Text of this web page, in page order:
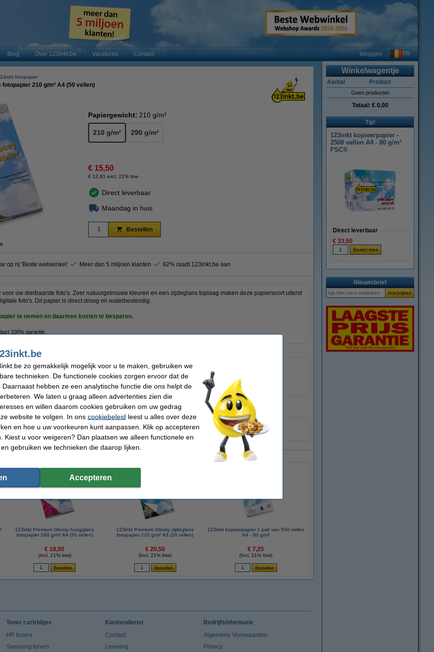
Blog Over 123inkt.be Vacatures Contact Inloggen FR
fotopapier
210 g/m² A4 (50 vellen)
Papiergewicht: 210 g/m²
210 g/m² 290 g/m²
€ 15,50
€ 12,81 excl. 21% btw
Direct leverbaar
Maandag in huis
Bestellen
op rij 'Beste webwinkel' Meer dan 5 miljoen klanten 92% raadt 123inkt.be aan
uw dierbaarste foto's. Zeer natuurgetrouwe kleuren en een zijdeglans toplaag maken deze papiersoort uiterst
foto's. Dit papier is direct droog en waterbestendig.
te nemen en daarmee kosten te besparen.
100% garantie.
Inhoud:
Geschikt voor: inkjetprinters
artikel ook besteld hebben
123inkt Premium Glossy hoogglans
fotopapier 260 g/m² A4 (50 vellen)
€ 18,50
(Incl. 21% btw)
123inkt Premium Glossy zijdeglans
fotopapier 210 g/m² A3 (20 vellen)
€ 20,50
(Incl. 21% btw)
123inkt kopieerpapier 1 pak van 500 vellen
A4 - 80 g/m²
€ 7,25
(Incl. 21% btw)
Winkelwagentje
Aantal Product
Geen producten
Totaal: € 0,00
Tip!
123inkt kopieerpapier -
2500 vellen A4 - 80 g/m²
FSC®
Direct leverbaar
€ 33,50
Nieuwsbrief
Toner cartridges
HP toners
Samsung toners
Klantendienst
Contact
Levering
Bedrijfsinformatie
Algemene Voorwaarden
Privacy
zo gemakkelijk mogelijk voor u te maken, gebruiken we
technieken. De functionele cookies zorgen ervoor dat de
hebben ze een analytische functie die ons helpt de
We laten u graag alleen advertenties zien die
en willen daarom cookies gebruiken om uw gedrag
website te volgen. In ons cookiebeleid leest u alles over deze
en hoe u uw voorkeuren kunt aanpassen. Klik op accepteren
Kiest u voor weigeren? Dan plaatsen we alleen functionele en
gebruiken we technieken die daarop lijken.
Accepteren